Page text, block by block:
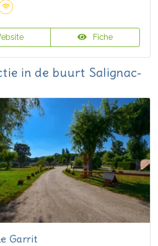
Fiche
in de buurt Salignac-
Garrit